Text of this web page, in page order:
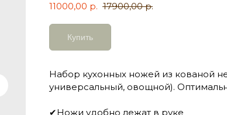
11000,00 р. 17900,00 р.
Купить
Набор кухонных ножей из кованой
универсальный, овощной).
✔Ножи удобно лежат в руке